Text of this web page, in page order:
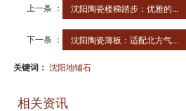
上一条 ： 沈阳陶瓷楼梯踏步：优雅的...
下一条 ： 沈阳陶瓷薄板：适配北方气...
关键词：沈阳地铺石
相关资讯